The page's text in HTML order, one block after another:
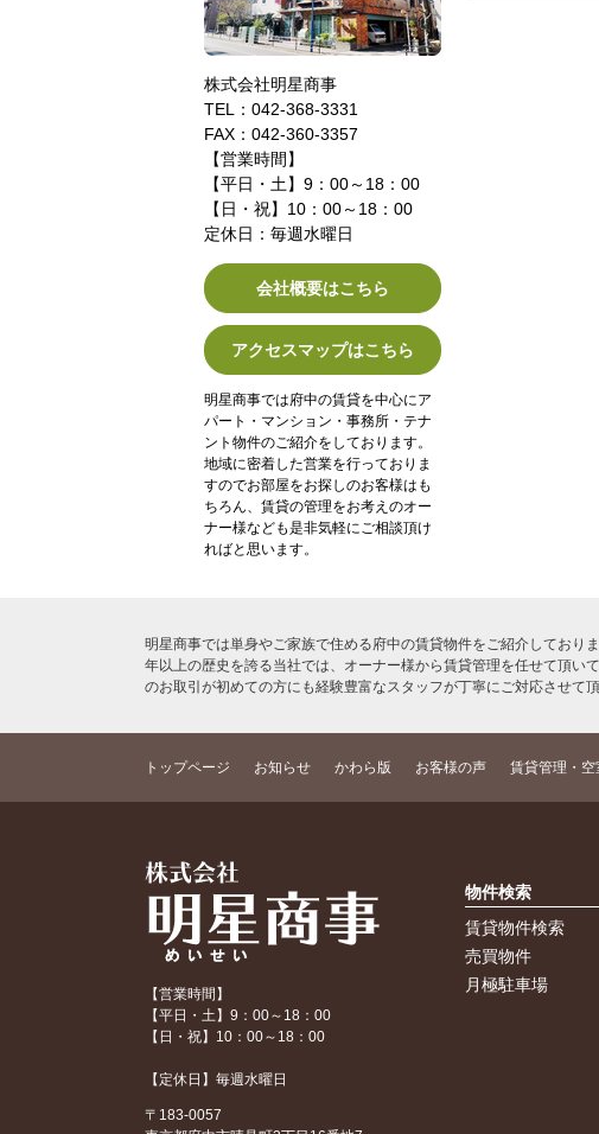
株式会社明星商事
TEL：042-368-3331
FAX：042-360-3357
【営業時間】
【平日・土】9：00～18：00
【日・祝】10：00～18：00
定休日：毎週水曜日
会社概要はこちら
アクセスマップはこちら
明星商事では府中の賃貸を中心にア
パート・マンション・事務所・テナ
ント物件のご紹介をしております。
地域に密着した営業を行っておりま
すのでお部屋をお探しのお客様はも
ちろん、賃貸の管理をお考えのオー
ナー様なども是非気軽にご相談頂け
ればと思います。
明星商事では単身やご家族で住める府中の賃貸物件をご紹介してお
年以上の歴史を誇る当社では、オーナー様から賃貸管理を任せて頂
のお取引が初めての方にも経験豊富なスタッフが丁寧にご対応させて
トップページ お知らせ かわら版 お客様の声 賃貸管理・空
【営業時間】
【平日・土】9：00～18：00
【日・祝】10：00～18：00
【定休日】毎週水曜日
〒183-0057
物件検索
賃貸物件検索
売買物件
月極駐車場